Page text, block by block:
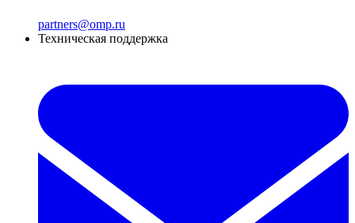
partners@omp.ru
Техническая поддержка